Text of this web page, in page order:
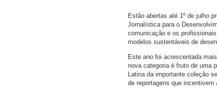
Estão abertas até 1º de julho
Jornalística para o
comunicação e os
modelos sustentáveis de
Este ano foi acrescentada
nova categoria é fruto de uma
Latina da importante coleção
de reportagens que